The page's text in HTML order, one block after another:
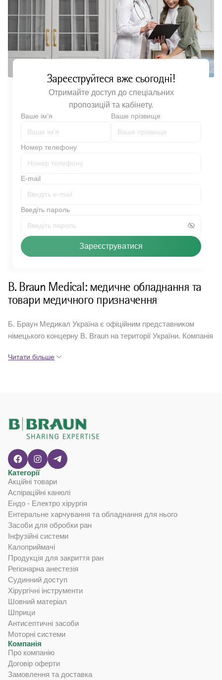
Зареєструйтеся вже сьогодні!
Отримайте доступ до спеціальних
пропозицій та кабінету.
Ваше імʼя Ваше прізвище
Номер телефону
E-mail
Введіть пароль
Зареєструватися
B. Braun Medical: медичне обладнання та
товари медичного призначення
Б. Браун Медикал Україна є офіційним представником
німецького концерну B. Braun на території України. Компанія
обладнання й рішень для професійної медицини. На сайті
Офіційний сайт працює як онлайн-каталог та інтернет-
магазин. У каталозі доступні описи, характеристики,
медичних закладів, фахівців і приватних покупців це
можливість замовити вироби медичного призначення в
Україні через зрозуміле офіційне джерело.
Медичні вироби B. Braun для клінічної
практики та догляду
Асортимент підібраний під завдання, з якими щодня
працюють медичні фахівці. Продукція охоплює напрями, де
важливі точність, безпечність, якість матеріалів і
відповідність медичному призначенню:
рішення для судинного доступу: катетери, канюлі, голки,
подовжувачі та конектори;
інфузійні системи, насоси, прилади й аксесуари для
введення розчинів;
хірургічні інструменти Aesculap AG, шовний матеріал і
Читати більше
Категорії
Акційні товари
Аспіраційні канюлі
Ендо - Електро хірургія
Ентеральне харчування та обладнання для нього
Засоби для обробки ран
Інфузійні системи
Калоприймачі
Продукція для закриття ран
Регіонарна анестезія
Судинний доступ
Хірургічні інструменти
Шовний матеріал
Шприци
Антисептичні засоби
Моторні системи
Компанія
Про компанію
Договір оферти
Замовлення та доставка